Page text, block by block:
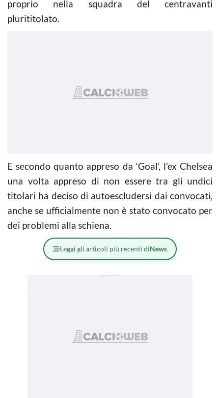
proprio nella squadra del centravanti
plurititolato.
E secondo quanto appreso da ‘Goal’, l’ex Chelsea
una volta appreso di non essere tra gli undici
titolari ha deciso di autoescludersi dai convocati,
anche se ufficialmente non è stato convocato per
dei problemi alla schiena.
Leggi gli articoli più recenti diNews